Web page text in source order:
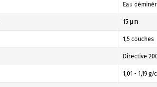
Eau
15 µm
1,5 couches
Directive
1,01 - 1,19 g/